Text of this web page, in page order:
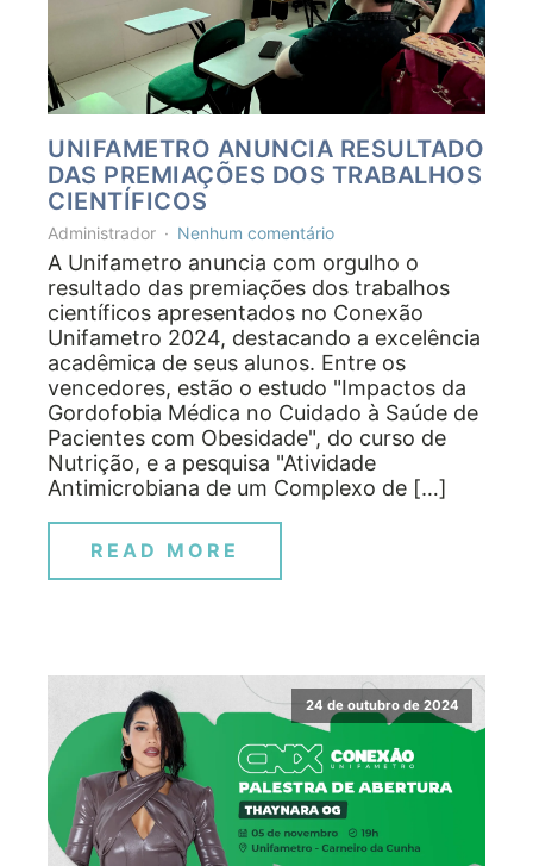
UNIFAMETRO ANUNCIA RESULTADO
DAS PREMIAÇÕES DOS TRABALHOS
CIENTÍFICOS
Administrador Nenhum comentário
A Unifametro anuncia com orgulho o
resultado das premiações dos trabalhos
científicos apresentados no Conexão
Unifametro 2024, destacando a excelência
acadêmica de seus alunos. Entre os
vencedores, estão o estudo "Impactos da
Gordofobia Médica no Cuidado à Saúde de
Pacientes com Obesidade", do curso de
Nutrição, e a pesquisa "Atividade
Antimicrobiana de um Complexo de […]
READ MORE
24 de outubro de 2024